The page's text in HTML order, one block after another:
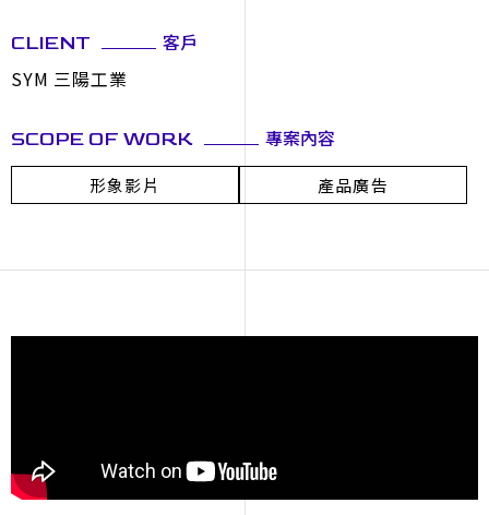
CLIENT
客戶
SYM 三陽工業
SCOPE OF WORK 專案內容
形象影片 產品廣告